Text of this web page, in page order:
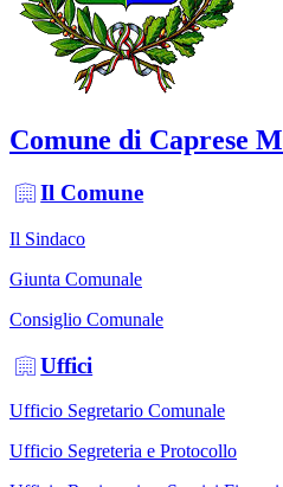
Comune di Caprese
Il Comune
Il Sindaco
Giunta Comunale
Consiglio Comunale
Uffici
Ufficio Segretario Comunale
Ufficio Segreteria e Protocollo